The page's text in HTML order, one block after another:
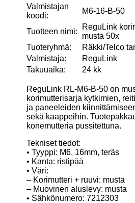
Valmistajan
koodi:
M6-16-B-50
Tuotteen nimi:
ReguLink
musta 50x
Tuoteryhmä:
Räkki/Telco
Valmistaja:
ReguLink
Takuuaika:
24 kk
ReguLink RL-M6-B-50 on
korimutterisarja kytkimien,
ja paneeleiden
sekä kaappeihin.
konemutteria pussitettuna.
Tekniset tiedot:
• Tyyppi: M6, 16mm, teräs
• Kanta: ristipää
• Väri:
– Korimutteri + ruuvi: musta
– Muovinen aluslevy: musta
• Sähkönumero: 7212303